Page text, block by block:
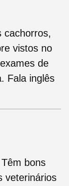
cachorros,
vistos no
de
Fala inglês
bons
veterinários